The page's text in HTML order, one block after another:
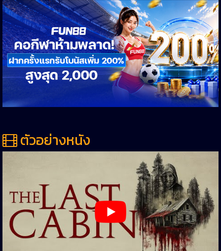
ตัวอย่างหนัง